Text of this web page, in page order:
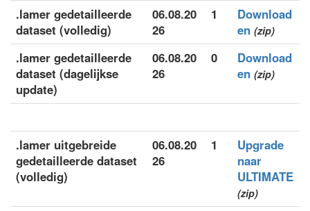
.lamer gedetailleerde
dataset (volledig)
06.08.20
26
1
Download
en (zip)
.lamer gedetailleerde
dataset (dagelijkse
update)
06.08.20
26
0
Download
en (zip)
.lamer uitgebreide
gedetailleerde dataset
(volledig)
06.08.20
26
1
Upgrade
naar
ULTIMATE
(zip)